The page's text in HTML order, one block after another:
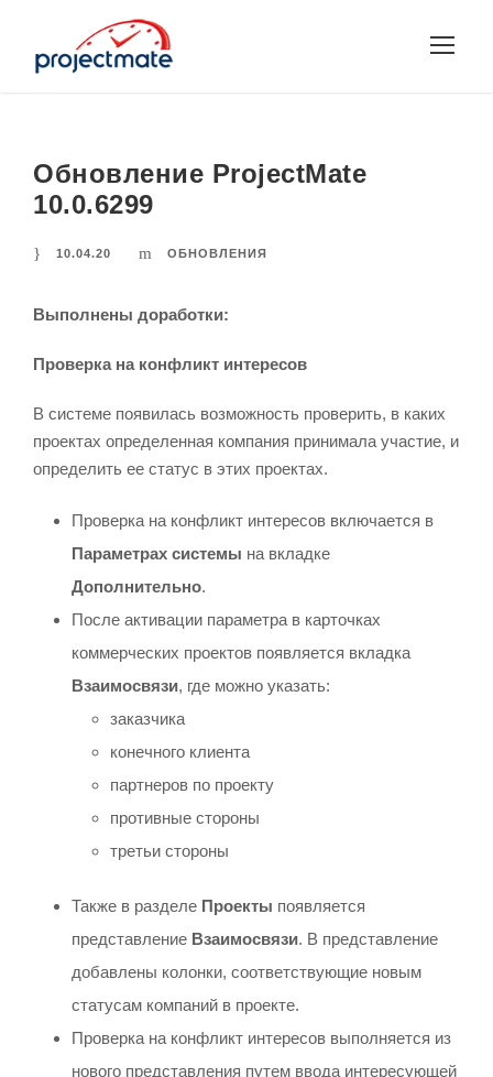
Обновление ProjectMate
10.0.6299
10.04.20 ОБНОВЛЕНИЯ
Выполнены доработки:
Проверка на конфликт интересов
В системе появилась возможность проверить, в каких
проектах определенная компания принимала участие, и
определить ее статус в этих проектах.
Проверка на конфликт интересов включается в
Параметрах системы на вкладке
Дополнительно.
После активации параметра в карточках
коммерческих проектов появляется вкладка
Взаимосвязи, где можно указать:
заказчика
конечного клиента
партнеров по проекту
противные стороны
третьи стороны
Также в разделе Проекты появляется
представление Взаимосвязи. В представление
добавлены колонки, соответствующие новым
статусам компаний в проекте.
Проверка на конфликт интересов выполняется из
нового представления путем ввода интересующей